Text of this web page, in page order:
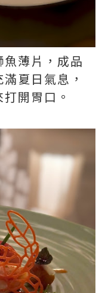
薄片，成品
夏日氣息，
開胃口。